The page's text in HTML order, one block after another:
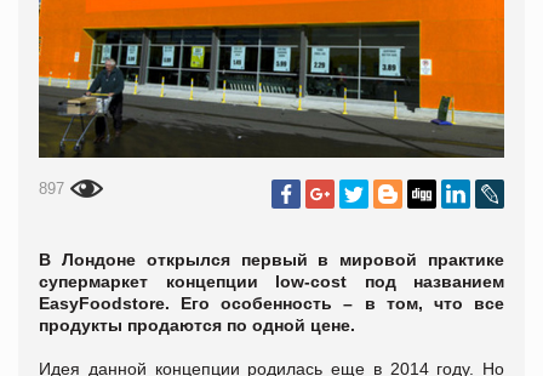
897
В Лондоне открылся первый в мировой практике
супермаркет концепции low-cost под названием
EasyFoodstore. Его особенность – в том, что все
продукты продаются по одной цене.
Идея данной концепции родилась еще в 2014 году. Но